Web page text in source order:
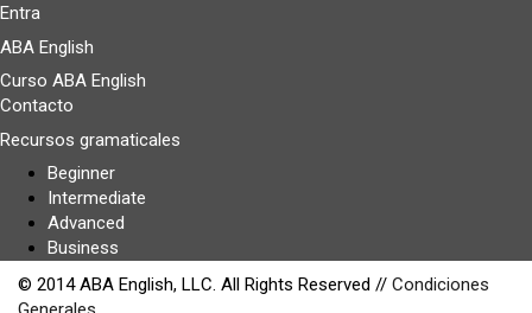
Entra
ABA English
Curso ABA English
Contacto
Recursos gramaticales
Beginner
Intermediate
Advanced
Business
© 2014 ABA English, LLC. All Rights Reserved // Condiciones